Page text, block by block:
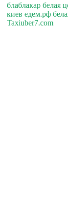
блаблакар белая
киев едем.рф
Taxiuber7.com